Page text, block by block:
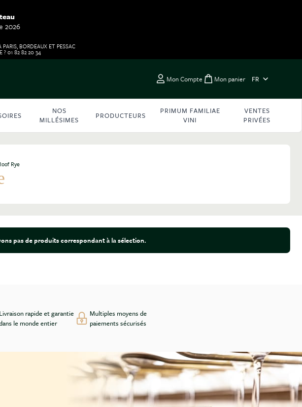
2026
BORDEAUX ET PESSAC
? 01 82 82 20 34
Mon Compte Toggle minicart,
Mon panier FR
NOS
MILLÉSIMES
PRODUCTEURS
PRIMUM FAMILIAE
VINI
VENTES
PRIVÉES
Rye
pas de produits correspondant à la sélection.
Livraison rapide et garantie
le monde entier
Multiples moyens de
paiements sécurisés